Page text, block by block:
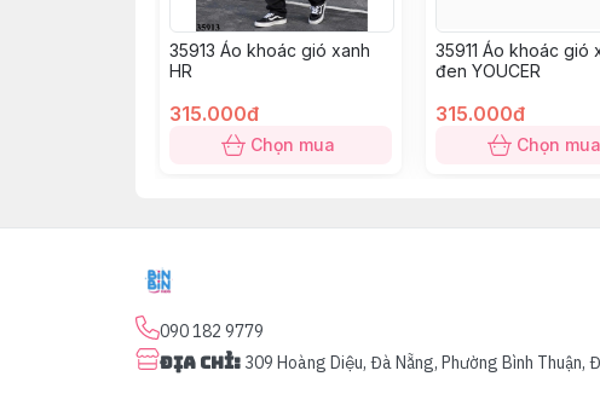
35913 Áo khoác gió xanh
HR
315.000đ
Chọn mua
35911 Áo khoác gió
đen YOUCER
315.000đ
Chọn mua
090 182 9779
Địa chỉ: 309 Hoàng Diệu, Đà Nẵng, Phường Bình Thuận,